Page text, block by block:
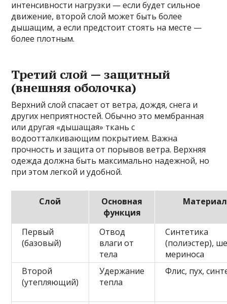
интенсивности нагрузки — если будет сильное
движение, второй слой может быть более
дышащим, а если предстоит стоять на месте —
более плотным.
Третий слой — защитный
(внешняя оболочка)
Верхний слой спасает от ветра, дождя, снега и
других неприятностей. Обычно это мембранная
или другая «дышащая» ткань с
водоотталкивающим покрытием. Важна
прочность и защита от порывов ветра. Верхняя
одежда должна быть максимально надежной, но
при этом легкой и удобной.
Слой
Основная
функция
Первый
(базовый)
Отвод
влаги от
тела
Синтетика
(полиэстер),
мериноса
Второй
(утепляющий)
Удержание
тепла
Флис, пух,